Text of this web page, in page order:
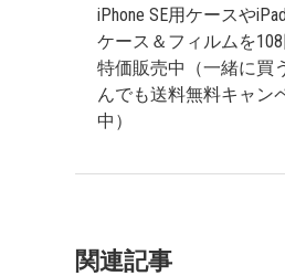
iPhone SE用ケースや
ケース＆フィルムを108
特価販売中（一緒に買
んでも送料無料キャン
中）
関連記事